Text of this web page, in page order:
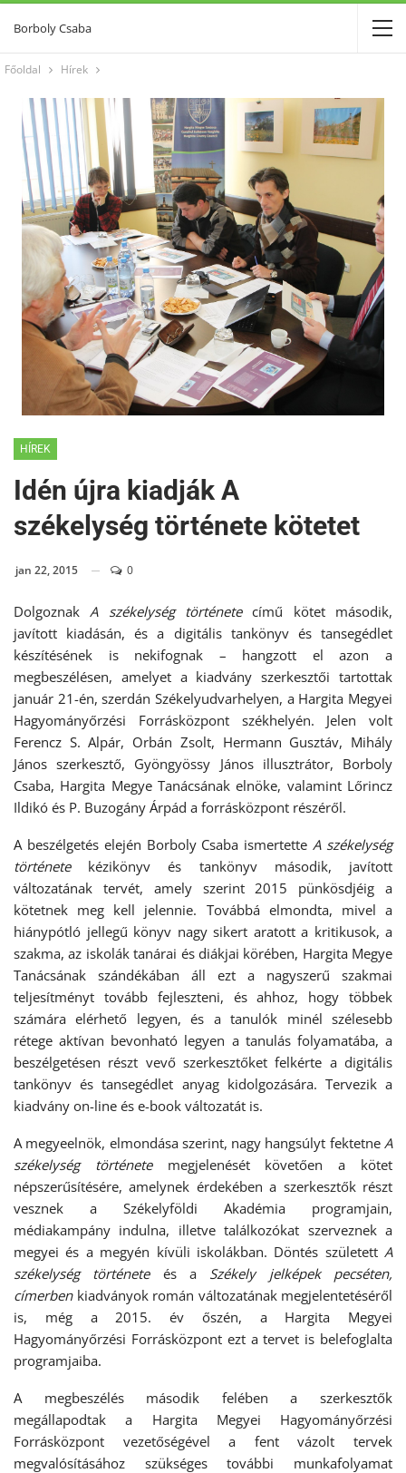
Borboly Csaba
Főoldal Hírek
HÍREK
Idén újra kiadják A
székelység története kötetet
jan 22, 2015 0
DolgoznakA székelység történetecímű kötet második,
javított kiadásán, és a digitális tankönyv és tansegédlet
készítésének is nekifognak – hangzott el azon a
megbeszélésen, amelyet a kiadvány szerkesztői tartottak
január 21-én, szerdán Székelyudvarhelyen, a Hargita Megyei
Hagyományőrzési Forrásközpont székhelyén. Jelen volt
Ferencz S. Alpár, Orbán Zsolt, Hermann Gusztáv, Mihály
János szerkesztő, Gyöngyössy János illusztrátor, Borboly
Csaba, Hargita Megye Tanácsának elnöke, valamint Lőrincz
Ildikó és P. Buzogány Árpád a forrásközpont részéről.
A beszélgetés elején Borboly Csaba ismertetteA székelység
történetekézikönyv és tankönyv második, javított
változatának tervét, amely szerint 2015 pünkösdjéig a
kötetnek meg kell jelennie. Továbbá elmondta, mivel a
hiánypótló jellegű könyv nagy sikert aratott a kritikusok, a
szakma, az iskolák tanárai és diákjai körében, Hargita Megye
Tanácsának szándékában áll ezt a nagyszerű szakmai
teljesítményt tovább fejleszteni, és ahhoz, hogy többek
számára elérhető legyen, és a tanulók minél szélesebb
rétege aktívan bevonható legyen a tanulás folyamatába, a
beszélgetésen részt vevő szerkesztőket felkérte a digitális
tankönyv és tansegédlet anyag kidolgozására. Tervezik a
kiadvány on-line és e-book változatát is.
A megyeelnök, elmondása szerint, nagy hangsúlyt fektetne A
székelység történetemegjelenését követően a kötet
népszerűsítésére, amelynek érdekében a szerkesztők részt
vesznek a Székelyföldi Akadémia programjain,
médiakampány indulna, illetve találkozókat szerveznek a
megyei és a megyén kívüli iskolákban. Döntés született A
székelység történeteés a Székely jelképek pecséten,
címerbenkiadványok román változatának megjelentetéséről
is, még a 2015. év őszén, a Hargita Megyei
Hagyományőrzési Forrásközpont ezt a tervet is belefoglalta
programjaiba.
A megbeszélés második felében a szerkesztők
megállapodtak a Hargita Megyei Hagyományőrzési
Forrásközpont vezetőségével a fent vázolt tervek
megvalósításához szükséges további munkafolyamat